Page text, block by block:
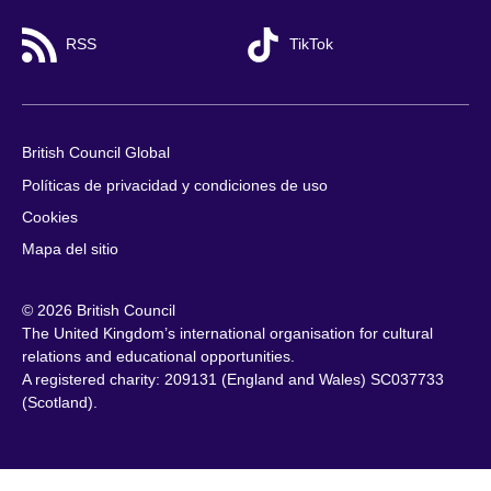
RSS TikTok
British Council Global
Políticas de privacidad y condiciones de uso
Cookies
Mapa del sitio
© 2026 British Council
The United Kingdom’s international organisation for cultural
relations and educational opportunities.
A registered charity: 209131 (England and Wales) SC037733
(Scotland).